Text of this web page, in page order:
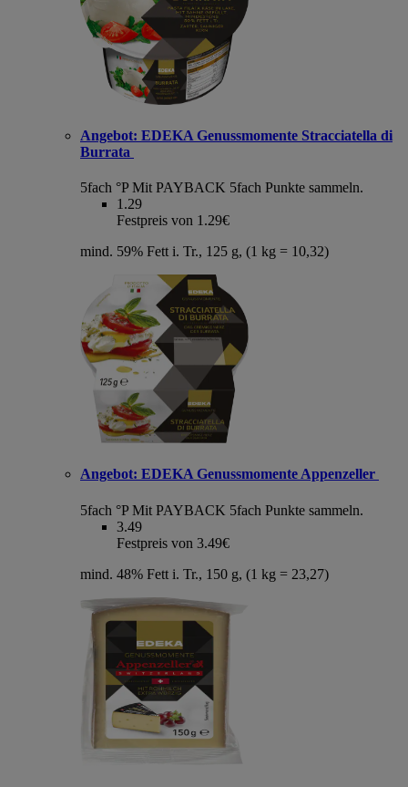
Angebot: EDEKA Genussmomente Stracciatella di
Burrata
5fach °P Mit PAYBACK 5fach Punkte sammeln.
1.29
Festpreis von 1.29€
mind. 59% Fett i. Tr., 125 g, (1 kg = 10,32)
Angebot: EDEKA Genussmomente Appenzeller
5fach °P Mit PAYBACK 5fach Punkte sammeln.
3.49
Festpreis von 3.49€
mind. 48% Fett i. Tr., 150 g, (1 kg = 23,27)